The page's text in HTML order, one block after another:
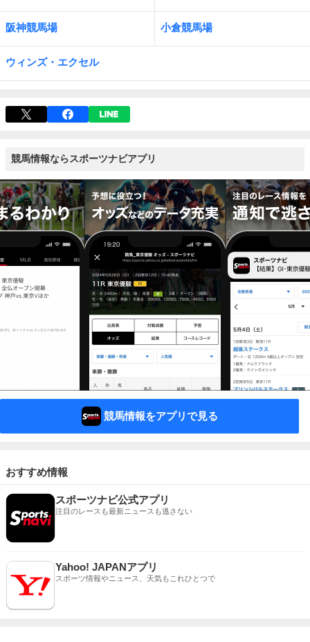
阪神競馬場 小倉競馬場
ウィンズ・エクセル
競馬情報ならスポーツナビアプリ
競馬情報をアプリで見る
おすすめ情報
スポーツナビ公式アプリ
注目のレースも最新ニュースも逃さない
Yahoo! JAPANアプリ
スポーツ情報やニュース、天気もこれひとつで